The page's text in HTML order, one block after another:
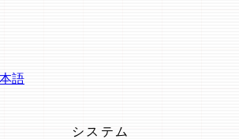
語
システム